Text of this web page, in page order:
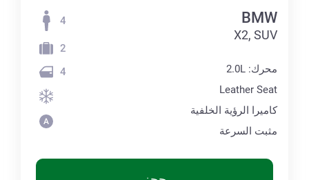
BMW
X2, SUV
محرك: 2.0L
Leather Seat
كاميرا الرؤية الخلفية
مثبت السرعة
4
2
4